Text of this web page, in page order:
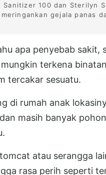
Sanitizer 100 dan Sterilyn
gejala panas
apa penyebab sakit,
terkena
tercakar sesuatu.
di rumah anak
masih banyak
atau serangga
rasa perih seperti